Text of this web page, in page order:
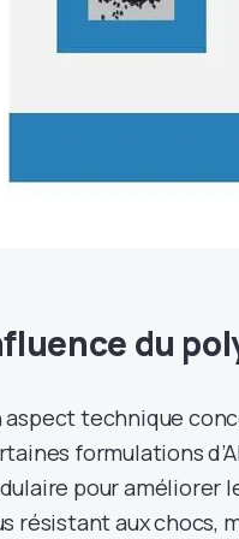
du
aspect technique
formulations
pour améliorer
résistant aux chocs,